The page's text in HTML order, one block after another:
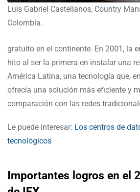
Luis Gabriel Castellanos, Country
Colombia.
gratuito en el continente. En 2001, la
hito al ser la primera en instalar una
América Latina, una tecnología que,
ofrecía una solución más eficiente y
comparación con las redes
Le puede interesar: Los centros de
tecnológicos
Importantes logros en el